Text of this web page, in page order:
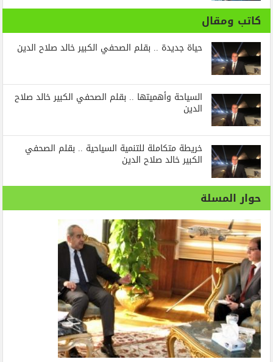
كاتب ومقال
حياة جديدة .. بقلم الصحفي الكبير خالد صلاح الدين
السياحة وأهميتها .. بقلم الصحفي الكبير خالد صلاح
الدين
خريطة متكاملة للتنمية السياحية .. بقلم الصحفي
الكبير خالد صلاح الدين
حوار المسلة